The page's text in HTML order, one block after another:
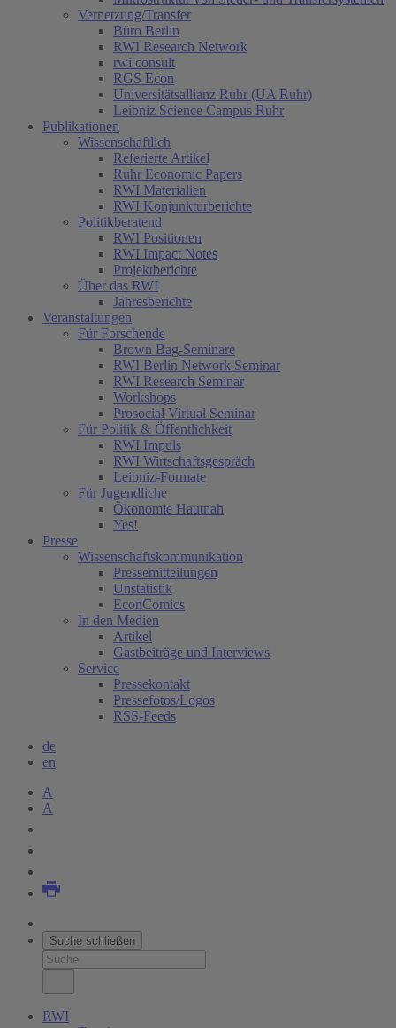
Vernetzung/Transfer
Büro Berlin
RWI Research Network
rwi consult
RGS Econ
Universitätsallianz Ruhr (UA Ruhr)
Leibniz Science Campus Ruhr
Publikationen
Wissenschaftlich
Referierte Artikel
Ruhr Economic Papers
RWI Materialien
RWI Konjunkturberichte
Politikberatend
RWI Positionen
RWI Impact Notes
Projektberichte
Über das RWI
Jahresberichte
Veranstaltungen
Für Forschende
Brown Bag-Seminare
RWI Berlin Network Seminar
RWI Research Seminar
Workshops
Prosocial Virtual Seminar
Für Politik & Öffentlichkeit
RWI Impuls
RWI Wirtschaftsgespräch
Leibniz-Formate
Für Jugendliche
Ökonomie Hautnah
Yes!
Presse
Wissenschaftskommunikation
Pressemitteilungen
Unstatistik
EconComics
In den Medien
Artikel
Gastbeiträge und Interviews
Service
Pressekontakt
Pressefotos/Logos
RSS-Feeds
de
en
A
A
Suche schließen
RWI